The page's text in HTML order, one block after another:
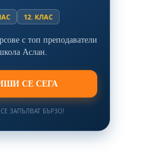
12. КЛАС
с топ преподаватели
Аслан.
СЕ СЕГА
СЕ ЗАПЪЛВАТ БЪРЗО!